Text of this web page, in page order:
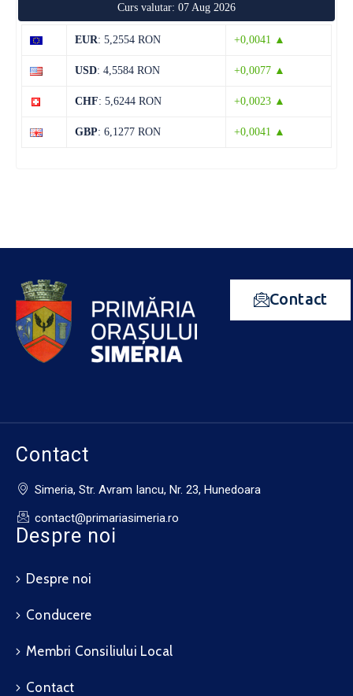
Curs valutar: 07 Aug 2026
EUR: 5,2554 RON +0,0041 ▲
USD: 4,5584 RON +0,0077 ▲
CHF: 5,6244 RON +0,0023 ▲
GBP: 6,1277 RON +0,0041 ▲
Contact
Contact
Simeria, Str. Avram Iancu, Nr. 23, Hunedoara
contact@primariasimeria.ro
Despre noi
Despre noi
Conducere
Membri Consiliului Local
Contact